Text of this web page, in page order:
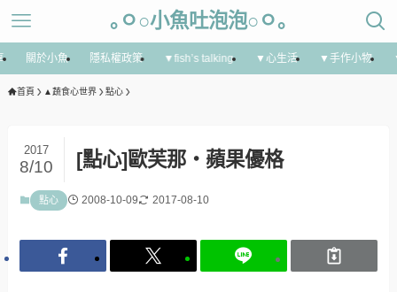
｡ㅇ○小魚吐泡泡○ㅇ｡
關於小魚 隱私權政策 ▼fish’s talking ▼心生活 ▼手作小物
首頁 ▲蔬食心世界 點心
[點心]歐芙那‧蘋果優格
2017
8/10
點心 2008-10-09 2017-08-10